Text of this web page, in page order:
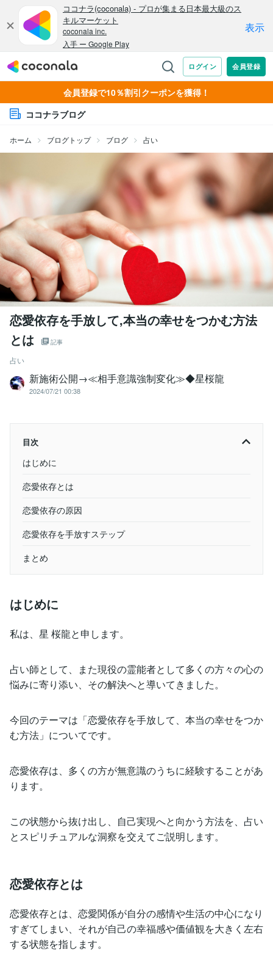
会員登録で10％割引クーポンを獲得！
ココナラブログ
ホーム ブログトップ ブログ 占い
恋愛依存を手放して,本当の幸せをつかむ方法
とは
記事
占い
新施術公開→≪相手意識強制変化≫◆星桜龍
2024/07/21 00:38
目次
はじめに
恋愛依存とは
恋愛依存の原因
恋愛依存を手放すステップ
まとめ
はじめに
私は、星 桜龍と申します。
占い師として、また現役の霊能者として多くの方々の心の
悩みに寄り添い、その解決へと導いてきました。
今回のテーマは「恋愛依存を手放して、本当の幸せをつか
む方法」についてです。
恋愛依存は、多くの方が無意識のうちに経験することがあ
ります。
この状態から抜け出し、自己実現へと向かう方法を、占い
とスピリチュアルな洞察を交えてご説明します。
恋愛依存とは
恋愛依存とは、恋愛関係が自分の感情や生活の中心になり
すぎてしまい、それが自己の幸福感や価値観を大きく左右
する状態を指します。